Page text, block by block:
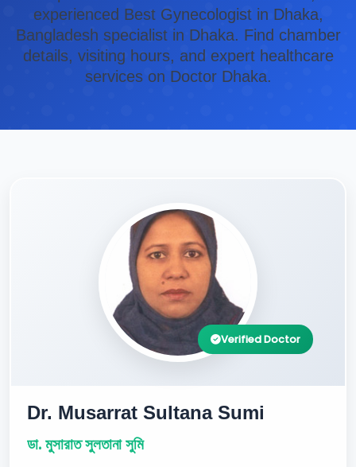
experienced Best Gynecologist in Dhaka,
Bangladesh specialist in Dhaka. Find chamber
details, visiting hours, and expert healthcare
services on Doctor Dhaka.
Verified Doctor
Dr. Musarrat Sultana Sumi
ডা. মুসারাত সুলতানা সুমি